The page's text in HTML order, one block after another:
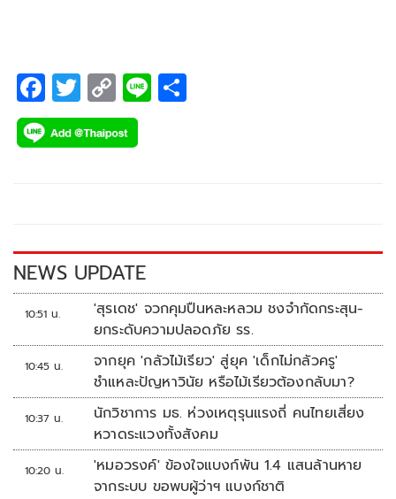
F
ac
e
k
T
wi
tt
C
o
p
k
Li
NEWS UPDATE
10:51 น.
'สุรเดช' จวกคุมปืนหละหลวม ชงจำกัดกระสุน-
ยกระดับความปลอดภัย รร.
10:45 น.
จากยุค 'กลัวไม้เรียว' สู่ยุค 'เด็กไม่กลัวครู'
ชำแหละปัญหาวินัย หรือไม้เรียวต้องกลับมา?
10:37 น.
นักวิชาการ มธ. ห่วงเหตุรุนแรงถี่ คนไทยเสี่ยง
หวาดระแวงทั้งสังคม
10:20 น.
'หมอวรงค์' ข้องใจแบงก์พัน 1.4 แสนล้านหาย
จากระบบ ขอพบผู้ว่าฯ แบงก์ชาติ